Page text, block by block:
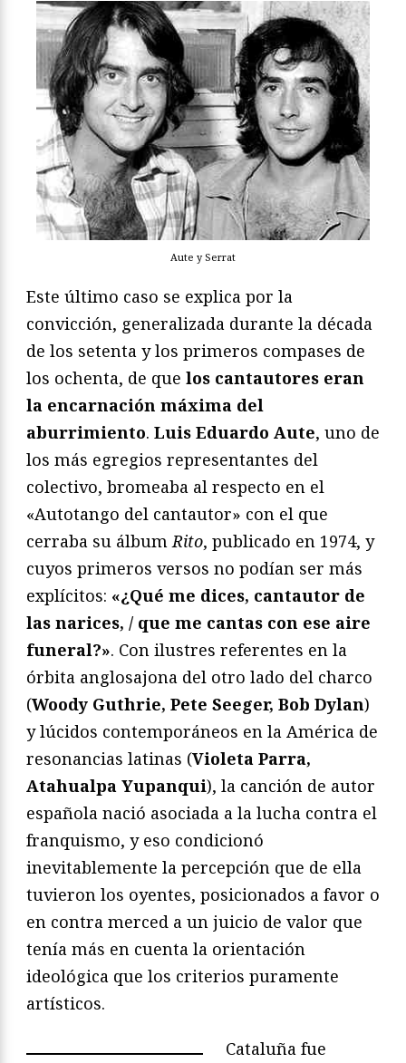
Aute y Serrat
Este último caso se explica por la
convicción, generalizada durante la década
de los setenta y los primeros compases de
los ochenta, de que los cantautores eran
la encarnación máxima del
aburrimiento. Luis Eduardo Aute, uno de
los más egregios representantes del
colectivo, bromeaba al respecto en el
«Autotango del cantautor» con el que
cerraba su álbum Rito, publicado en 1974, y
cuyos primeros versos no podían ser más
explícitos: «¿Qué me dices, cantautor de
las narices, / que me cantas con ese aire
funeral?». Con ilustres referentes en la
órbita anglosajona del otro lado del charco
(Woody Guthrie, Pete Seeger, Bob Dylan)
y lúcidos contemporáneos en la América de
resonancias latinas (Violeta Parra,
Atahualpa Yupanqui), la canción de autor
española nació asociada a la lucha contra el
franquismo, y eso condicionó
inevitablemente la percepción que de ella
tuvieron los oyentes, posicionados a favor o
en contra merced a un juicio de valor que
tenía más en cuenta la orientación
ideológica que los criterios puramente
artísticos.
Cataluña fue